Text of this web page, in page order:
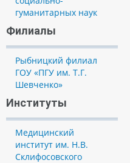
гуманитарных наук
Филиалы
Рыбницкий филиал
ГОУ «ПГУ им. Т.Г.
Шевченко»
Институты
Медицинский
институт им. Н.В.
Склифосовского